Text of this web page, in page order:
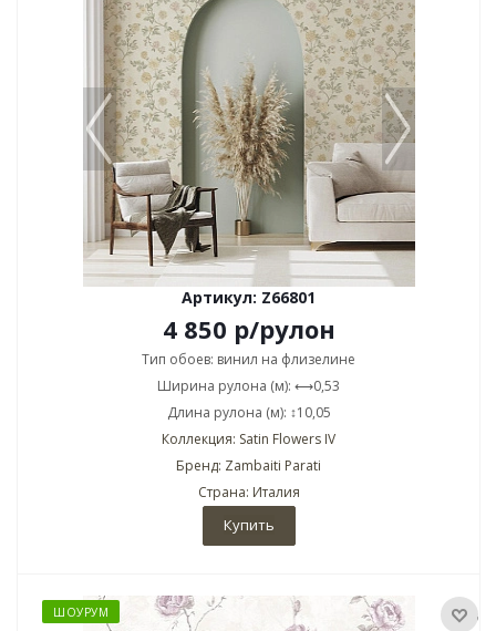
Артикул: Z66801
4 850 р/рулон
Тип обоев: винил на флизелине
Ширина рулона (м): ⟷0,53
Длина рулона (м): ↕10,05
Коллекция: Satin Flowers IV
Бренд: Zambaiti Parati
Страна: Италия
Купить
ШОУРУМ